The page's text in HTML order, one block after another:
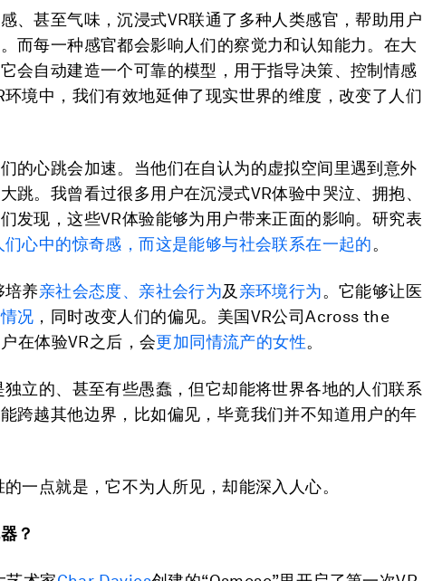
、甚至气味，沉浸式VR联通了多种人类感官，帮助用户
而每一种感官都会影响人们的察觉力和认知能力。在大
会自动建造一个可靠的模型，用于指导决策、控制情感
境中，我们有效地延伸了现实世界的维度，改变了人们
的心跳会加速。当他们在自认为的虚拟空间里遇到意外
跳。我曾看过很多用户在沉浸式VR体验中哭泣、拥抱、
发现，这些VR体验能够为用户带来正面的影响。研究表
们心中的惊奇感，而这是能够与社会联系在一起的。
培养亲社会态度、亲社会行为及 亲环境行为。它能够让医
况 ，同时改变人们的偏见。美国VR公司Across the
在体验VR之后，会更加同情流产的女性。
立的、甚至有些愚蠢，但它却能将世界各地的人们联系
跨越其他边界，比如偏见，毕竟我们并不知道用户的年
一点就是，它不为人所见，却能深入人心。
？